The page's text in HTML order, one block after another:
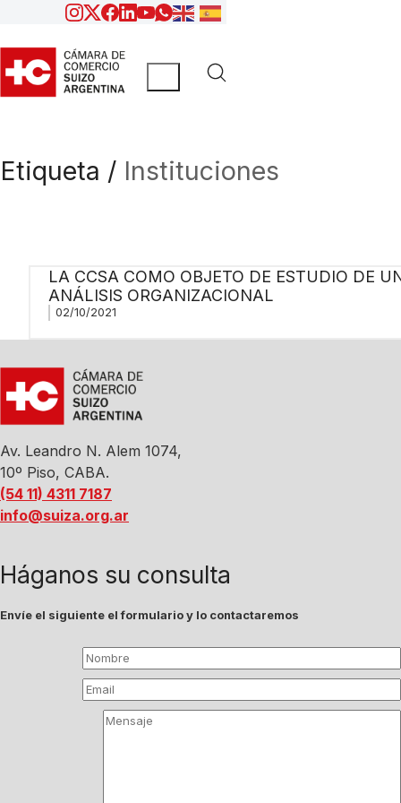
Etiqueta / Instituciones
LA CCSA COMO OBJETO DE ESTUDIO DE
ANÁLISIS ORGANIZACIONAL
02/10/2021
Av. Leandro N. Alem 1074,
10º Piso, CABA.
(54 11) 4311 7187
info@suiza.org.ar
Háganos su consulta
Envíe el siguiente el formulario y lo contactaremos